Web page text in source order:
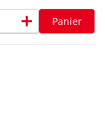
add Panier